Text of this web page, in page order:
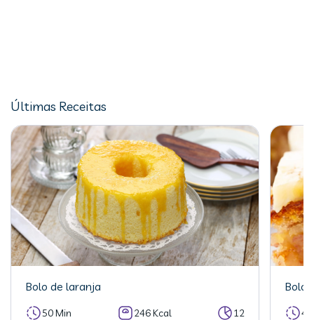
Últimas Receitas
Bolo de laranja
50 Min 246 Kcal 12
Bolo